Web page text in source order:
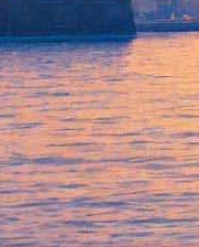
сентября 2011,